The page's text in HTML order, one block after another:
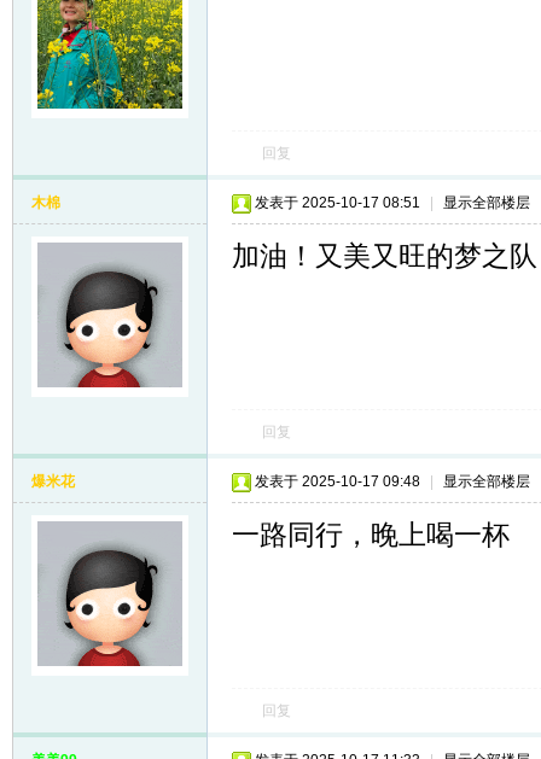
回复
木棉 发表于 2025-10-17 08:51 显示全部楼层
加油！又美又旺的梦之
回复
爆米花 发表于 2025-10-17 09:48 显示全部楼层
一路同行，晚上喝一杯
回复